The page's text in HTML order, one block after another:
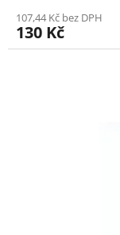
107,44 Kč bez DPH
130 Kč